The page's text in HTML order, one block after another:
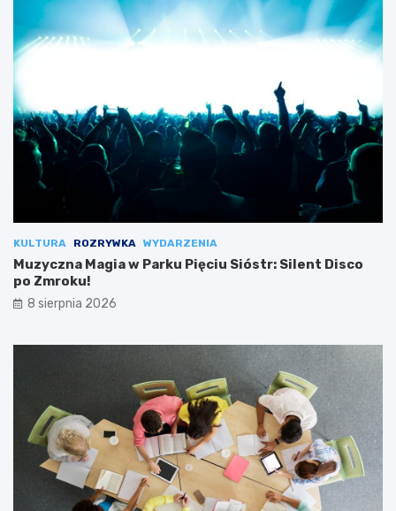
KULTURA ROZRYWKA WYDARZENIA
Muzyczna Magia w Parku Pięciu Sióstr: Silent Disco
po Zmroku!
8 sierpnia 2026